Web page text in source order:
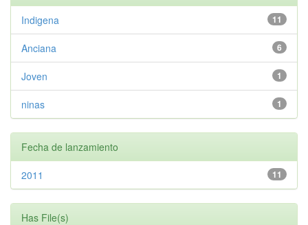
11
Indigena
6
Anciana
1
Joven
1
ninas
Fecha de lanzamiento
11
2011
Has File(s)